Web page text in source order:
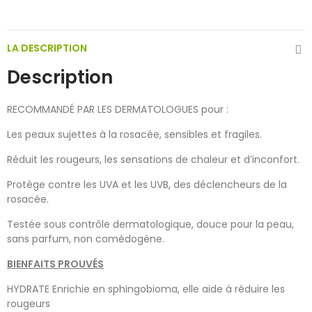
LA DESCRIPTION
Description
RECOMMANDÉ PAR LES DERMATOLOGUES pour :
Les peaux sujettes à la rosacée, sensibles et fragiles.
Réduit les rougeurs, les sensations de chaleur et d’inconfort.
Protège contre les UVA et les UVB, des déclencheurs de la
rosacée.
Testée sous contrôle dermatologique, douce pour la peau,
sans parfum, non comédogène.
BIENFAITS PROUVÉS
HYDRATE Enrichie en sphingobioma, elle aide à réduire les
rougeurs